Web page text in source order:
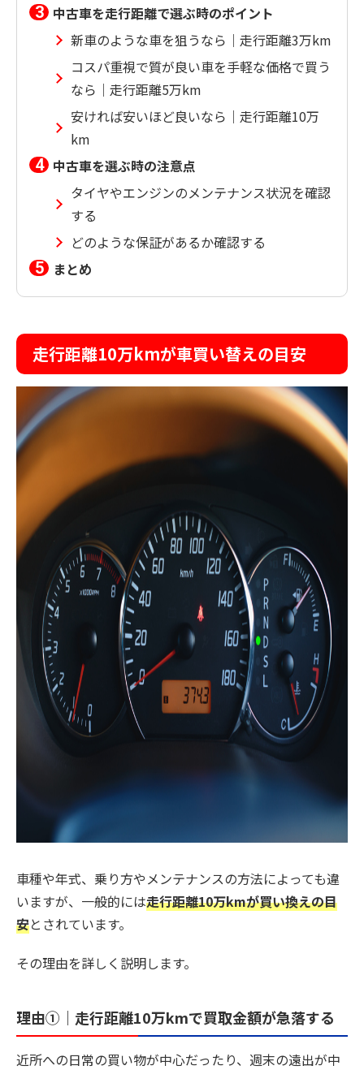
中古車を走行距離で選ぶ時のポイント
新車のような車を狙うなら｜走行距離3万km
コスパ重視で質が良い車を手軽な価格で買う
なら｜走行距離5万km
安ければ安いほど良いなら｜走行距離10万
km
中古車を選ぶ時の注意点
タイヤやエンジンのメンテナンス状況を確認
する
どのような保証があるか確認する
まとめ
走行距離10万kmが車買い替えの目安
車種や年式、乗り方やメンテナンスの方法によっても違
いますが、一般的には走行距離10万kmが買い換えの目
安とされています。
その理由を詳しく説明します。
理由①｜走行距離10万kmで買取金額が急落する
近所への日常の買い物が中心だったり、週末の遠出が中